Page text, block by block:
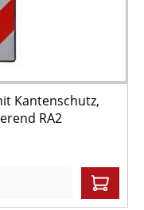
Kantenschutz,
RA2